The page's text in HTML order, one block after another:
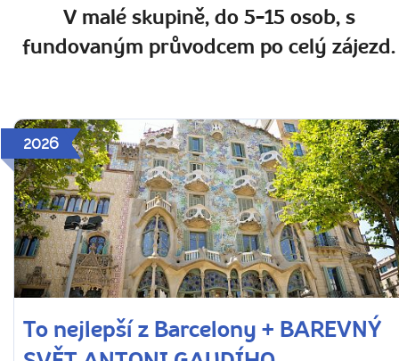
V malé skupině, do 5-15 osob, s
fundovaným průvodcem po celý zájezd.
2026
To nejlepší z Barcelony + BAREVNÝ